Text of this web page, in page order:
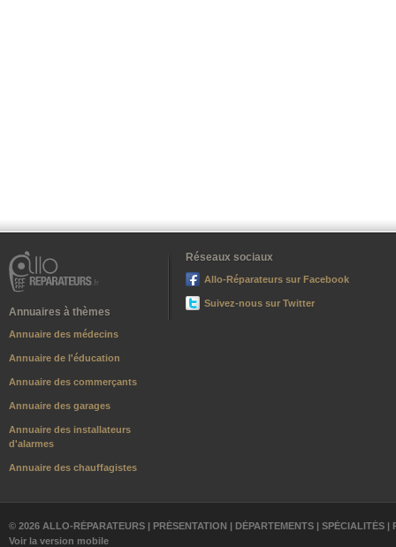
Annuaires à thèmes
Annuaire des médecins
Annuaire de l'éducation
Annuaire des commerçants
Annuaire des garages
Annuaire des installateurs
d'alarmes
Annuaire des chauffagistes
Réseaux sociaux
Allo-Réparateurs sur Facebook
Suivez-nous sur Twitter
© 2026 ALLO-RÉPARATEURS | PRÉSENTATION | DÉPARTEMENTS | SPÉCIALITÉS |
Voir la version mobile